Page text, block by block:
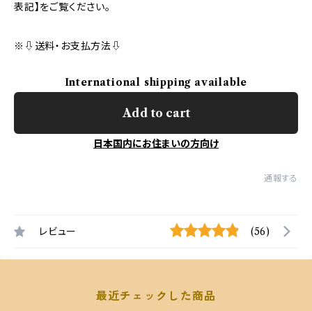
表記】をご覧ください。
※⇩送料・お支払方法⇩
International shipping available
Add to cart
日本国内にお住まいの方向け
通報する
レビュー (56)
最近チェックした商品